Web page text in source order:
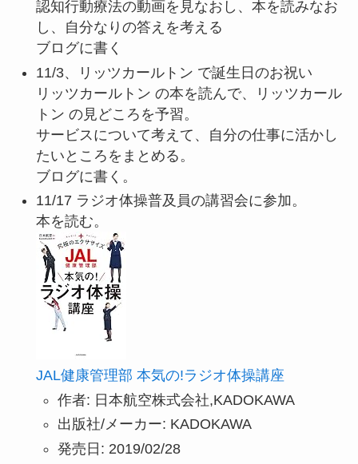
認知行動療法の動画を見なおし、本を読みなお
し、自分なりの答えを考える
ブログに書く
11/3、リッツカールトン で誕生日のお祝い
リッツカールトン の本を読んで、リッツカール
トン の見どころを予習。
サービスについて考えて、自分の仕事に活かし
たいところをまとめる。
ブログに書く。
11/17 ラジオ体操普及員の講習会に参加。
本を読む。
JAL健康管理部 本気の!ラジオ体操講座
作者: 日本航空株式会社,KADOKAWA
出版社/メーカー: KADOKAWA
発売日: 2019/02/28